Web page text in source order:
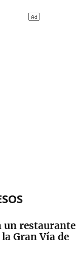
un restaurante
Gran Vía de